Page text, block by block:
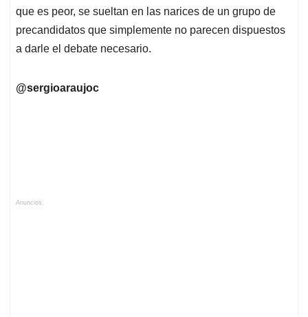
que es peor, se sueltan en las narices de un grupo de
precandidatos que simplemente no parecen dispuestos
a darle el debate necesario.
@sergioaraujoc
Anuncios.